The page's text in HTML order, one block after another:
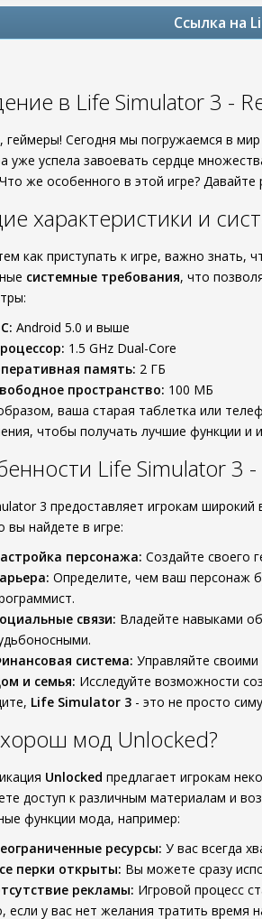
Ссылка на
в Life Simulator 3 -
геймеры! Сегодня мы погружаемся в мир
уже успела завоевать сердце
же особенного в этой игре? Давайте
характеристики и
как приступать к игре, важно знать,
системные требования, что
Android 5.0 и выше
1.5 GHz Dual-Core
память: 2 ГБ
пространство: 100 МБ
ваша старая таблетка или
чтобы получать лучшие функции и
Life Simulator 3 -
3 предоставляет игрокам
вы найдете в игре:
персонажа: Создайте своего
Определите, чем ваш персонаж
связи: Владейте навыками
система: Управляйте
и семья: Исследуйте возможности
Life Simulator 3 - это не просто
мод Unlocked?
Unlocked предлагает игрокам
доступ к различным материалам и
функции мода, например:
ресурсы: У вас всегда
перки открыты: Вы можете сразу
рекламы: Игровой процесс
если у вас нет желания тратить время